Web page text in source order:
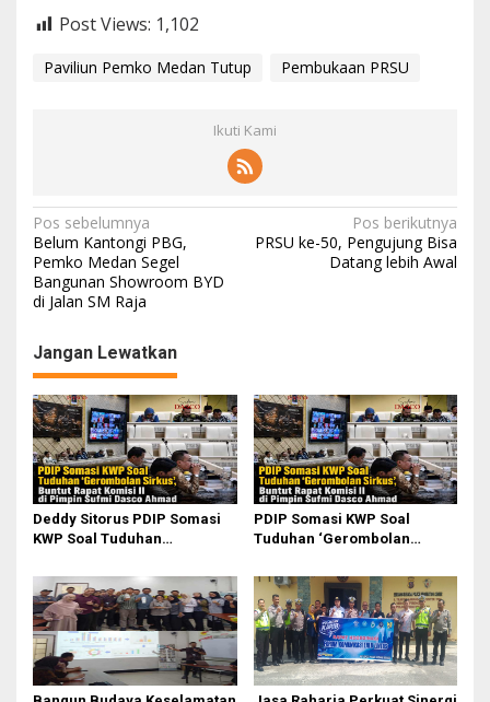
Post Views: 1,102
Paviliun Pemko Medan Tutup Pembukaan PRSU
Ikuti Kami
N
a
v
g
a
s
i
p
o
s
Pos sebelumnya
Belum Kantongi PBG,
Pemko Medan Segel
Bangunan Showroom BYD
di Jalan SM Raja
Pos berikutnya
PRSU ke-50, Pengujung Bisa
Datang lebih Awal
Jangan Lewatkan
Deddy Sitorus PDIP Somasi
KWP Soal Tuduhan
Rapat Komisi II Dipimpin
Sufmi Dasco Ahmad
PDIP Somasi KWP Soal
Tuduhan ‘Gerombolan
II Dipimpin Sufmi Dasco
Ahmad